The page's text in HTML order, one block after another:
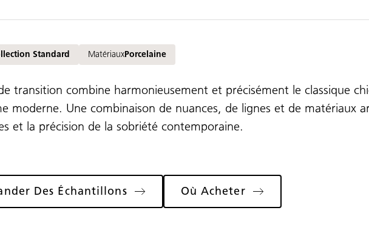
Standard MatériauxPorcelaine
transition combine harmonieusement et précisément le classique
moderne. Une combinaison de nuances, de lignes et de matériaux
et la précision de la sobriété contemporaine.
Des Échantillons Où Acheter